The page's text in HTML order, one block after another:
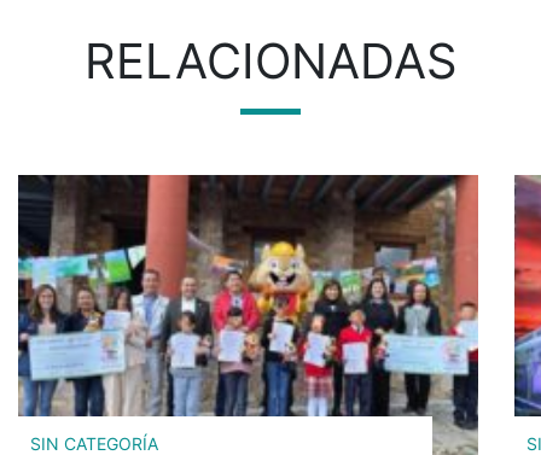
RELACIONADAS
SIN CATEGORÍA